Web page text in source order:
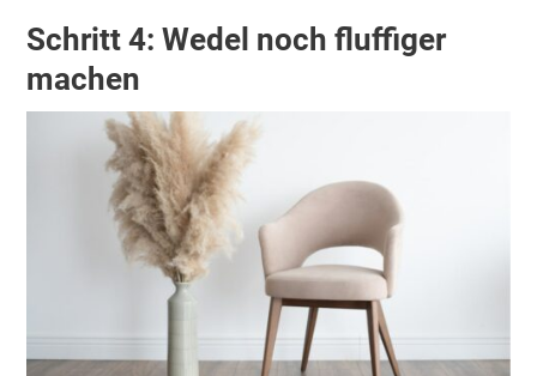
Schritt 4: Wedel noch fluffiger
machen